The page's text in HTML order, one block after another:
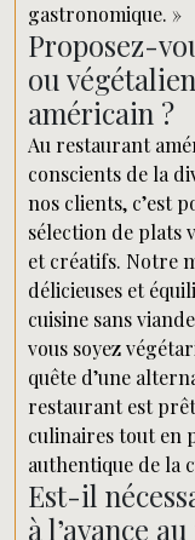
gastronomique. »
Proposez-
ou
américain ?
Au restaurant
conscients de la
nos clients, c’est
sélection de plats
et créatifs. Notre
délicieuses et
cuisine sans
vous soyez
quête d’une
restaurant est
culinaires tout en
authentique de la
Est-il
à l’avance